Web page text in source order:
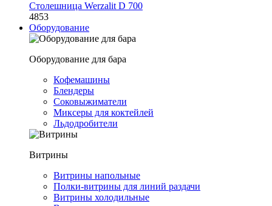
Столешница Werzalit D 700
4853
Оборудование
Оборудование для бара
Кофемашины
Блендеры
Соковыжиматели
Миксеры для коктейлей
Льдодробители
Витрины
Витрины напольные
Полки-витрины для линий раздачи
Витрины холодильные